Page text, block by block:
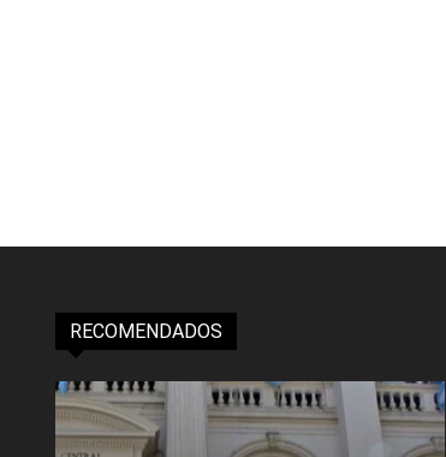
RECOMENDADOS